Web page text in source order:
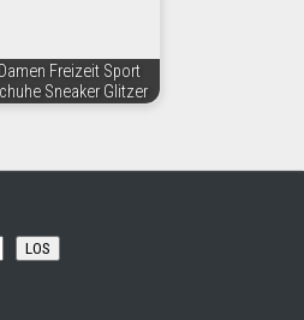
Damen Freizeit Sport
Sneaker Glitzer
LOS